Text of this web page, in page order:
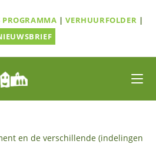
PROGRAMMA |VERHUURFOLDER |
en de verschillende (indelingen